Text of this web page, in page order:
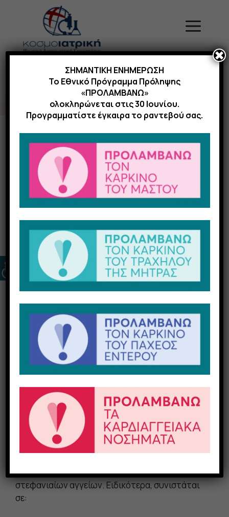
περιεχόμενο
Menu
Αξονική
Στεφανιογραφία
Καρδιάς (CT
Coronary
Angiography)
Η αξονική στεφανιογραφία καρδιάς αποτελεί
μία προηγμένη,μη επεμβατικήδιαγνωστική
εξέταση που επιτρέπει την ακριβή απεικόνιση
στεφανιαίων αρτηριών, δηλαδή των
αγγείων που αιματώνουν την καρδιά.
Χρησιμοποιείται για την ανίχνευση
στενώσεων ή αποφράξεων, χωρίς την ανάγκη
(επεμβατική) στεφανιογραφία.
Πότε συνιστάται
Η αξονική στεφανιογραφία καρδιάς ενδείκνυται
αξιόπιστη εκτίμηση της κατάστασης των
στεφανιαίων αγγείων. Ειδικότερα, συνιστάται
σε:
ΣΗΜΑΝΤΙΚΗ ΕΝΗΜΕΡΩΣΗ
Το Εθνικό Πρόγραμμα Πρόληψης
«ΠΡΟΛΑΜΒΑΝΩ»
ολοκληρώνεται στις 30 Ιουνίου.
Προγραμματίστε έγκαιρα το ραντεβού σας.
✖